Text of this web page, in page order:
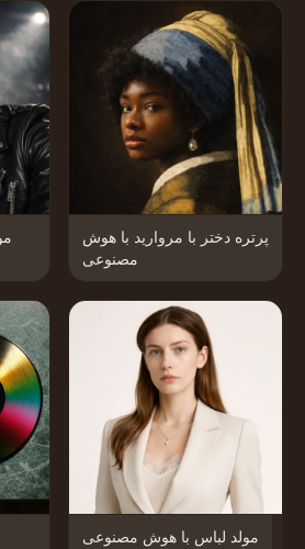
پرتره دختر با مروارید با هوش
مصنوعی
مولد لباس با هوش مصنوعی